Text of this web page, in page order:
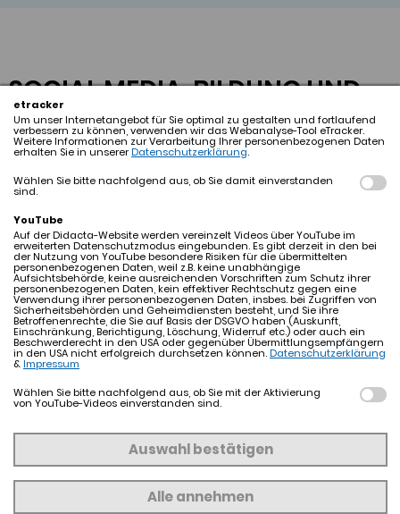
SOCIAL MEDIA, BILDUNG UND
VERANTWORTUNG
Was junge Menschen heute wirklich brauchen
Social Media prägt den Alltag von Kindern und
Jugendlichen wie kaum ein anderes Medium.
Plattformen wie TikTok, Instagram oder YouTube
sind Orte der Information, Kommunikation und
Unterhaltung – gleichzeitig stehen sie im Zentrum
einer kontroversen Debatte: Braucht es strengere
Regeln und Verbote oder mehr Medienbildung und
Aufklärung? Lesen Sie hier mehr zum Thema.
etracker
Um unser Internetangebot für Sie optimal zu gestalten und fortlaufend
verbessern zu können, verwenden wir das Webanalyse-Tool eTracker.
Weitere Informationen zur Verarbeitung Ihrer personenbezogenen Daten
erhalten Sie in unsererDatenschutzerklärung.
Wählen Sie bitte nachfolgend aus, ob Sie damit einverstanden
sind.
YouTube
Auf der Didacta-Website werden vereinzelt Videos über YouTube im
erweiterten Datenschutzmodus eingebunden. Es gibt derzeit in den bei
der Nutzung von YouTube besondere Risiken für die übermittelten
personenbezogenen Daten, weil z.B. keine unabhängige
Aufsichtsbehörde, keine ausreichenden Vorschriften zum Schutz ihrer
personenbezogenen Daten, kein effektiver Rechtschutz gegen eine
Verwendung ihrer personenbezogenen Daten, insbes. bei Zugriffen von
Sicherheitsbehörden und Geheimdiensten besteht, und Sie ihre
Betroffenenrechte, die Sie auf Basis der DSGVO haben (Auskunft,
Einschränkung, Berichtigung, Löschung, Widerruf etc.) oder auch ein
Beschwerderecht in den USA oder gegenüber Übermittlungsempfängern
in den USA nicht erfolgreich durchsetzen können.Datenschutzerklärung
&Impressum
Wählen Sie bitte nachfolgend aus, ob Sie mit der Aktivierung
von YouTube-Videos einverstanden sind.
Auswahl bestätigen
Alle annehmen